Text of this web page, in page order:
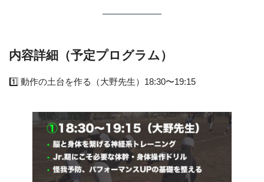
内容詳細（予定プログラム）
1️⃣ 動作の土台を作る（大野先生）18:30〜19:15